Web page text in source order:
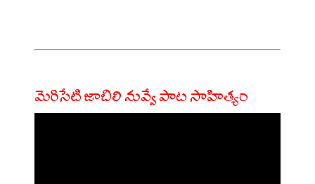
మెరిసేటి జాబిలి నువ్వే పాట సాహిత్యం